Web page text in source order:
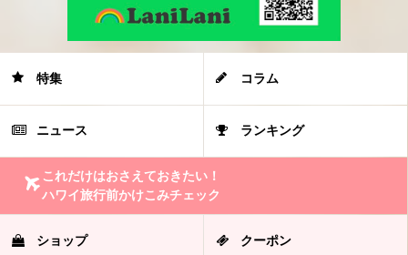
特集 コラム
ニュース ランキング
これだけはおさえておきたい！
ハワイ旅行前かけこみチェック
ショップ クーポン